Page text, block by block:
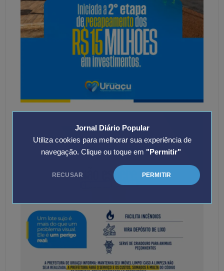
Jornal Diário Popular
Utiliza cookies para melhorar sua experiência de
navegação. Clique ou toque em "Permitir"
RECUSAR PERMITIR